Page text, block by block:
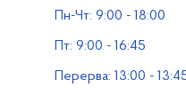
Водогосподарські
Пн-Чт: 9:00 - 18:00
Пт: 9:00 - 16:45
Перерва: 13:00 -